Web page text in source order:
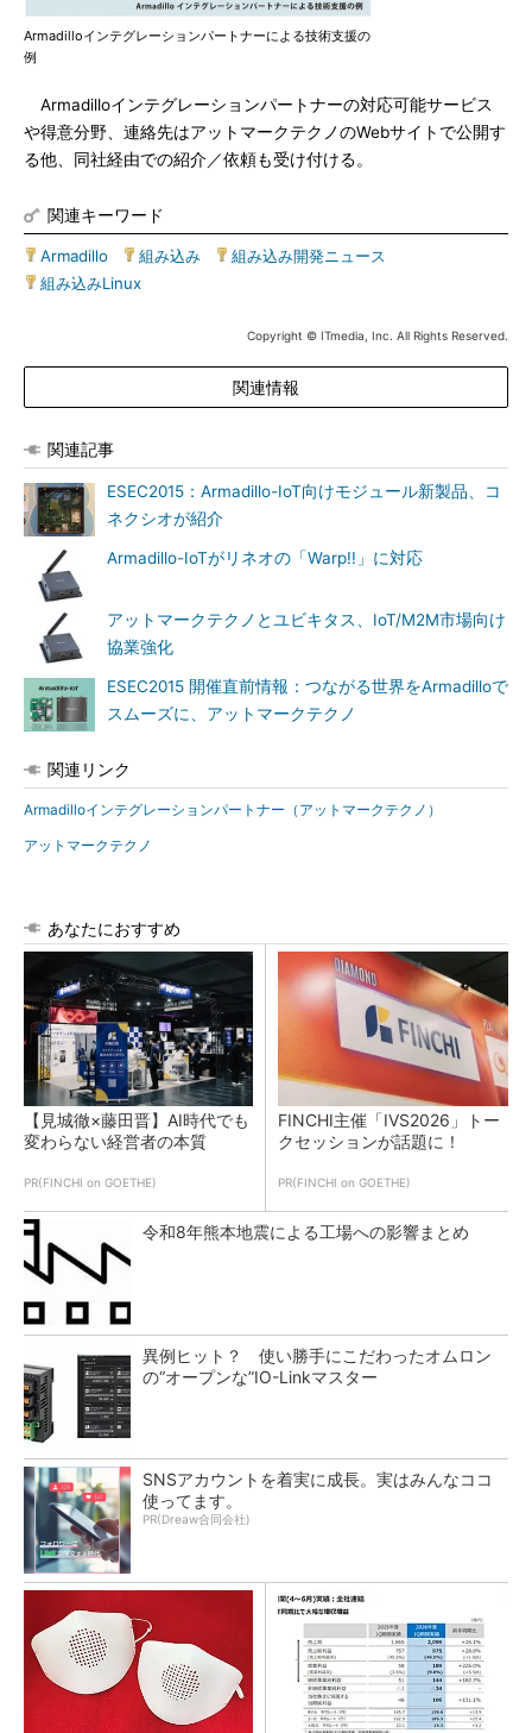
Armadilloインテグレーションパートナーによる技術支援の
例
Armadilloインテグレーションパートナーの対応可能サービス
や得意分野、連絡先はアットマークテクノのWebサイトで公開す
る他、同社経由での紹介／依頼も受け付ける。
関連キーワード
Armadillo 組み込み 組み込み開発ニュース
組み込みLinux
Copyright © ITmedia, Inc. All Rights Reserved.
関連情報
関連記事
ESEC2015：Armadillo-IoT向けモジュール新製品、コ
ネクシオが紹介
Armadillo-IoTがリネオの「Warp!!」に対応
アットマークテクノとユビキタス、IoT/M2M市場向け
協業強化
ESEC2015 開催直前情報：つながる世界をArmadilloで
スムーズに、アットマークテクノ
関連リンク
Armadilloインテグレーションパートナー（アットマークテクノ）
アットマークテクノ
あなたにおすすめ
【見城徹×藤田晋】AI時代でも
変わらない経営者の本質
PR(FINCHI on GOETHE)
FINCHI主催「IVS2026」トー
クセッションが話題に！
PR(FINCHI on GOETHE)
令和8年熊本地震による工場への影響まとめ
異例ヒット？ 使い勝手にこだわったオムロン
の“オープンな”IO-Linkマスター
SNSアカウントを着実に成長。実はみんなココ
使ってます。
PR(Dreaw合同会社)